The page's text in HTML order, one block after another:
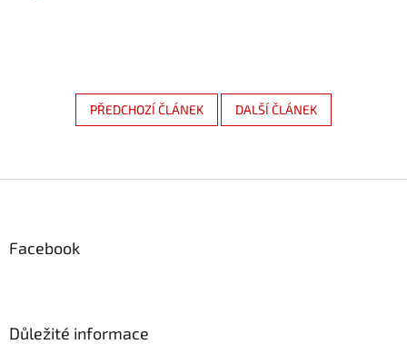
PŘEDCHOZÍ ČLÁNEK DALŠÍ ČLÁNEK
Facebook
Důležité informace